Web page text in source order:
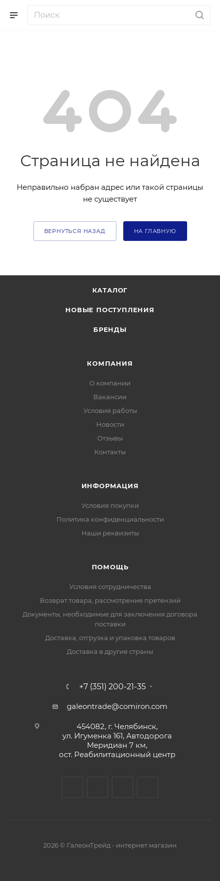
Страница не найдена
Неправильно набран адрес или такой страницы
не существует
ВЕРНУТЬСЯ НАЗАД НА ГЛАВНУЮ
КАТАЛОГ
НОВЫЕ ПОСТУПЛЕНИЯ
БРЕНДЫ
КОМПАНИЯ
О компании
Вакансии
Условия работы
Новости
Отзывы
Контакты
ИНФОРМАЦИЯ
Условия покупки
Политика конфиденциальности
Наши реквизиты
ПОМОЩЬ
Условия сотрудничества
Возврат товара, рассмотрение претензий
Документы, необходимые для заключения договора
поставки
Доставка, отгрузка и упаковка товаров
Доставка в другие страны
+7 (351) 200-21-35
galeontrade@comiron.com
454082, г. Челябинск,
ул. Игуменка 161, Автодорога
Меридиан 7 км,
ост. Реабилитационный центр
2026 © ГалеонТрейд - интернет магазин